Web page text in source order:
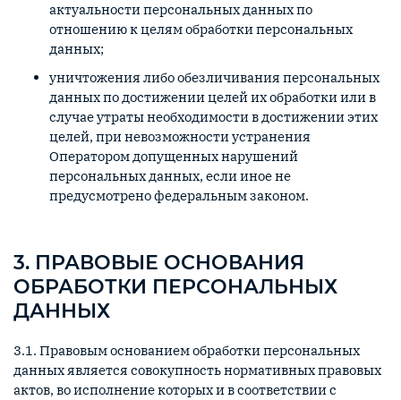
актуальности персональных данных по
отношению к целям обработки персональных
данных;
уничтожения либо обезличивания персональных
данных по достижении целей их обработки или в
случае утраты необходимости в достижении этих
целей, при невозможности устранения
Оператором допущенных нарушений
персональных данных, если иное не
предусмотрено федеральным законом.
3. ПРАВОВЫЕ ОСНОВАНИЯ
ОБРАБОТКИ ПЕРСОНАЛЬНЫХ
ДАННЫХ
3.1. Правовым основанием обработки персональных
данных является совокупность нормативных правовых
актов, во исполнение которых и в соответствии с